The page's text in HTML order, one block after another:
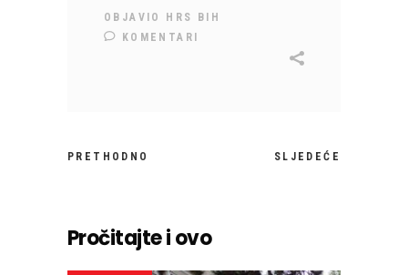
OBJAVIO
HRS BIH
KOMENTARI
PRETHODNO SLJEDEĆE
Pročitajte i ovo